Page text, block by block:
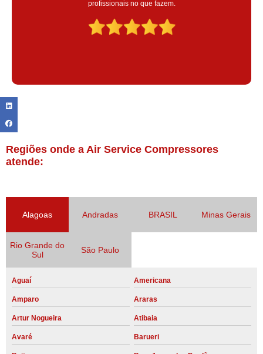
Claudinei excelente profissional!
Regiões onde a Air Service Compressores
atende:
Alagoas Andradas BRASIL Minas Gerais
Rio Grande do
Sul
São Paulo
Aguaí Americana
Amparo Araras
Artur Nogueira Atibaia
Avaré Barueri